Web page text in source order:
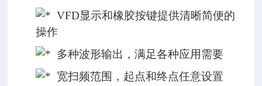
VFD显示和橡胶按键提供清晰简便的
操作
多种波形输出，满足各种应用需要
宽扫频范围，起点和终点任意设置